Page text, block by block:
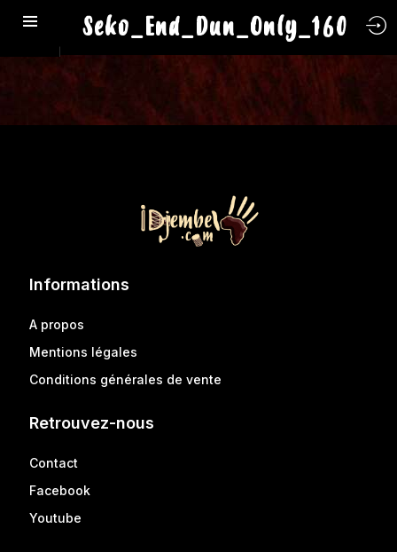
Seko_End_Dun_Only_160
Informations
A propos
Mentions légales
Conditions générales de vente
Retrouvez-nous
Contact
Facebook
Youtube